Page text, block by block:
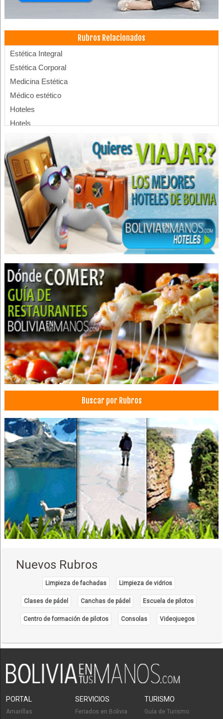
Rubros Relacionados
Estética Integral
Estética Corporal
Medicina Estética
Médico estético
Hoteles
Hotels
Clínicas particulares
Emergencias
Salud: Clínicas
Tomografía
Clínicas Privadas
Salud: Centros Médicos
Ambulancias
Carga Aérea
Transporte Aéreo
Transporte de Carga Internacional
Transporte de Carga Nacional
Servicio de Carga y Transporte
Transporte aéreo de mercancías
Carga por avión
Transporte de carga aérea
Transporte de carga por avión
Médicos Pediatras
Asistentes
Hemodinamia
Cardiología Intervencionista
Médico Cirujano
Buscar por Rubros
Nuevos Rubros
Limpieza de fachadas Limpieza de vidrios
Clases de pádel Canchas de pádel Escuela de pilotos
Centro de formación de pilotos Consolas Videojuegos
PORTAL
Amarillas
SERVICIOS
Feriados en Bolivia
TURISMO
Guía de Turismo